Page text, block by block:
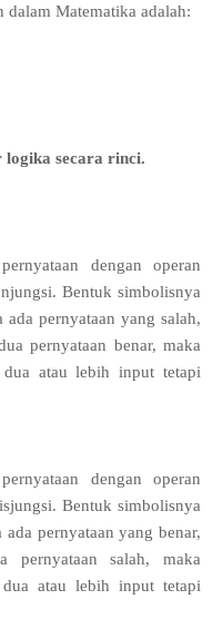
Matematika adalah:
secara rinci.
dengan operan
Bentuk simbolisnya
pernyataan yang salah,
pernyataan benar, maka
atau lebih input tetapi
dengan operan
Bentuk simbolisnya
pernyataan yang benar,
pernyataan salah, maka
atau lebih input tetapi